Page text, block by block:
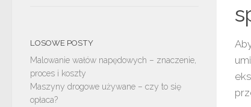
LOSOWE POSTY
Malowanie wałów napędowych – znaczenie,
proces i koszty
Maszyny drogowe używane – czy to się
opłaca?